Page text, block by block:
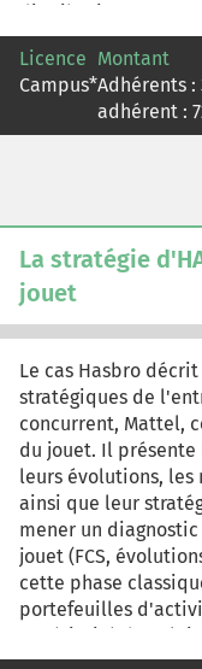
distribution en
notoriété de la
aux mouvements
(Chinois et grands
rapidement
Tunisie et la
distribution
Développer les
internationaux). -
propre (mono ou
traitant pour de
participation ou
des maillots de
Licence
Campus*
Montant
Adhérents :
adhérent :
La stratégie
jouet
Le cas Hasbro
stratégiques de
concurrent, Mattel,
du jouet. Il présente
leurs évolutions,
ainsi que leur
mener un
jouet (FCS,
cette phase
portefeuilles
supériorité de celui
les avantages